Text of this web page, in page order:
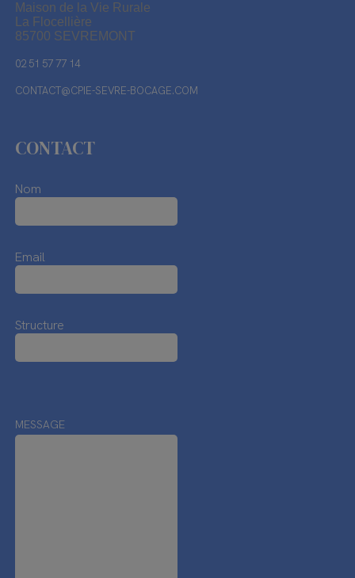
Maison de la Vie Rurale
La Flocellière
85700 SEVREMONT
02 51 57 77 14
CONTACT@CPIE-SEVRE-BOCAGE.COM
CONTACT
Nom
Email
Structure
MESSAGE